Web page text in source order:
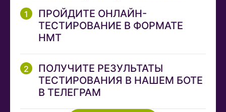
ПРОЙДИТЕ ОНЛАЙН-
ТЕСТИРОВАНИЕ В ФОРМАТЕ
НМТ
ПОЛУЧИТЕ РЕЗУЛЬТАТЫ
ТЕСТИРОВАНИЯ В НАШЕМ БОТЕ
В ТЕЛЕГРАМ